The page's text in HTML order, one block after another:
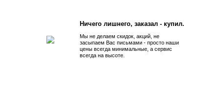
Ничего лишнего, заказал - купил.
Мы не делаем скидок, акций, не
засыпаем Вас письмами - просто наши
цены всегда минимальные, а сервис
всегда на высоте.